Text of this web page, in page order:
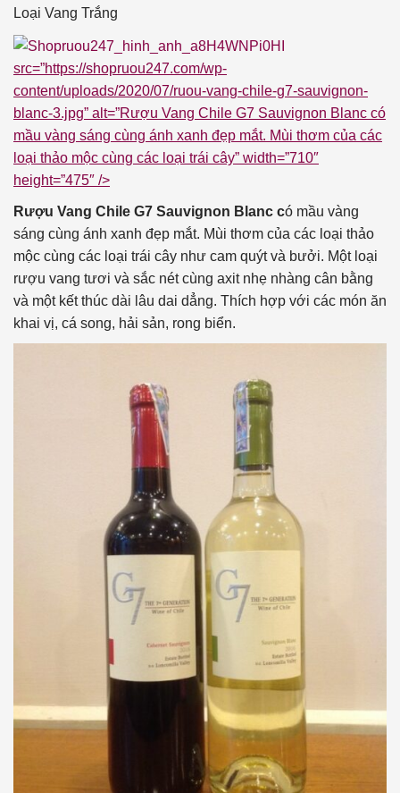
Loại Vang Trắng
src=”https://shopruou247.com/wp-
content/uploads/2020/07/ruou-vang-chile-g7-sauvignon-
blanc-3.jpg” alt=”Rượu Vang Chile G7 Sauvignon Blanc có
mầu vàng sáng cùng ánh xanh đẹp mắt. Mùi thơm của các
loại thảo mộc cùng các loại trái cây” width=”710″
height=”475″ />
Rượu Vang Chile G7 Sauvignon Blanc có mầu vàng
sáng cùng ánh xanh đẹp mắt. Mùi thơm của các loại thảo
mộc cùng các loại trái cây như cam quýt và bưởi. Một loại
rượu vang tươi và sắc nét cùng axit nhẹ nhàng cân bằng
và một kết thúc dài lâu dai dẳng. Thích hợp với các món ăn
khai vị, cá song, hải sản, rong biển.